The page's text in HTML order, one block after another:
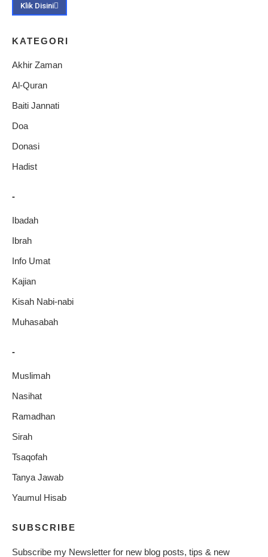
Klik Disini
KATEGORI
Akhir Zaman
Al-Quran
Baiti Jannati
Doa
Donasi
Hadist
-
Ibadah
Ibrah
Info Umat
Kajian
Kisah Nabi-nabi
Muhasabah
-
Muslimah
Nasihat
Ramadhan
Sirah
Tsaqofah
Tanya Jawab
Yaumul Hisab
SUBSCRIBE
Subscribe my Newsletter for new blog posts, tips & new